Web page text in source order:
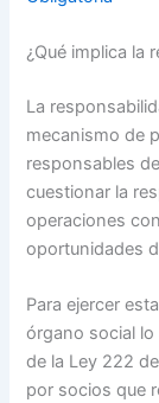
¿Qué implica la
La
mecanismo de
responsables
cuestionar la
operaciones
oportunidades
Para ejercer
órgano social
de la Ley 222
por socios que